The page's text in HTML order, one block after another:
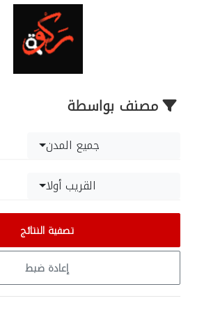
مصنف بواسطة
جميع المدن
القريب أولا
تصفية النتائج
إعادة ضبط